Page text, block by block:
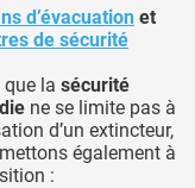
d’évacuation et
de sécurité
que la sécurité
ne se limite pas à
d’un extincteur,
également à
: